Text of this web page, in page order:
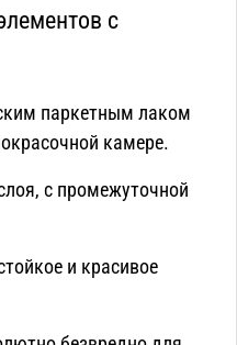
с
паркетным лаком
камере.
с промежуточной
и красивое